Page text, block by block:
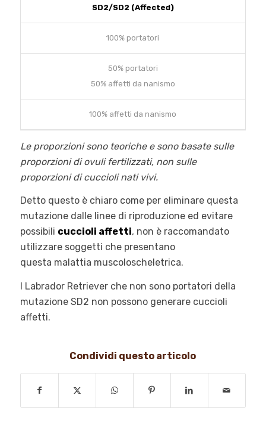
SD2/SD2 (Affected)
100% portatori
50% portatori
50% affetti da nanismo
100% affetti da nanismo
Le proporzioni sono teoriche e sono basate sulle
proporzioni di ovuli fertilizzati, non sulle
proporzioni di cuccioli nati vivi.
Detto questo è chiaro come per eliminare questa
mutazione dalle linee di riproduzione ed evitare
possibili cuccioli affetti, non è raccomandato
utilizzare soggetti che presentano
questa malattia muscoloscheletrica.
I Labrador Retriever che non sono portatori della
mutazione SD2 non possono generare cuccioli
affetti.
Condividi questo articolo